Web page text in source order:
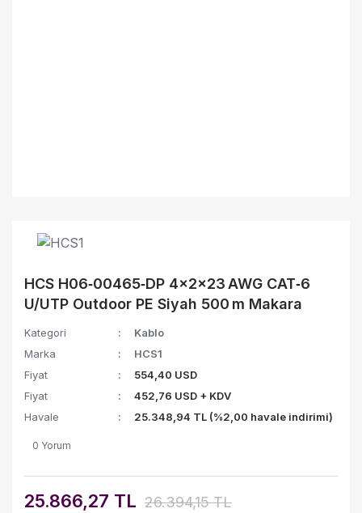
HCS H06‑00465‑DP 4x2x23 AWG CAT‑6
U/UTP Outdoor PE Siyah 500 m Makara
Kategori
Kablo
Marka
HCS1
Fiyat
554,40 USD
Fiyat
452,76 USD + KDV
Havale
25.348,94 TL (%2,00 havale indirimi)
0 Yorum
25.866,27 TL 26.394,15 TL